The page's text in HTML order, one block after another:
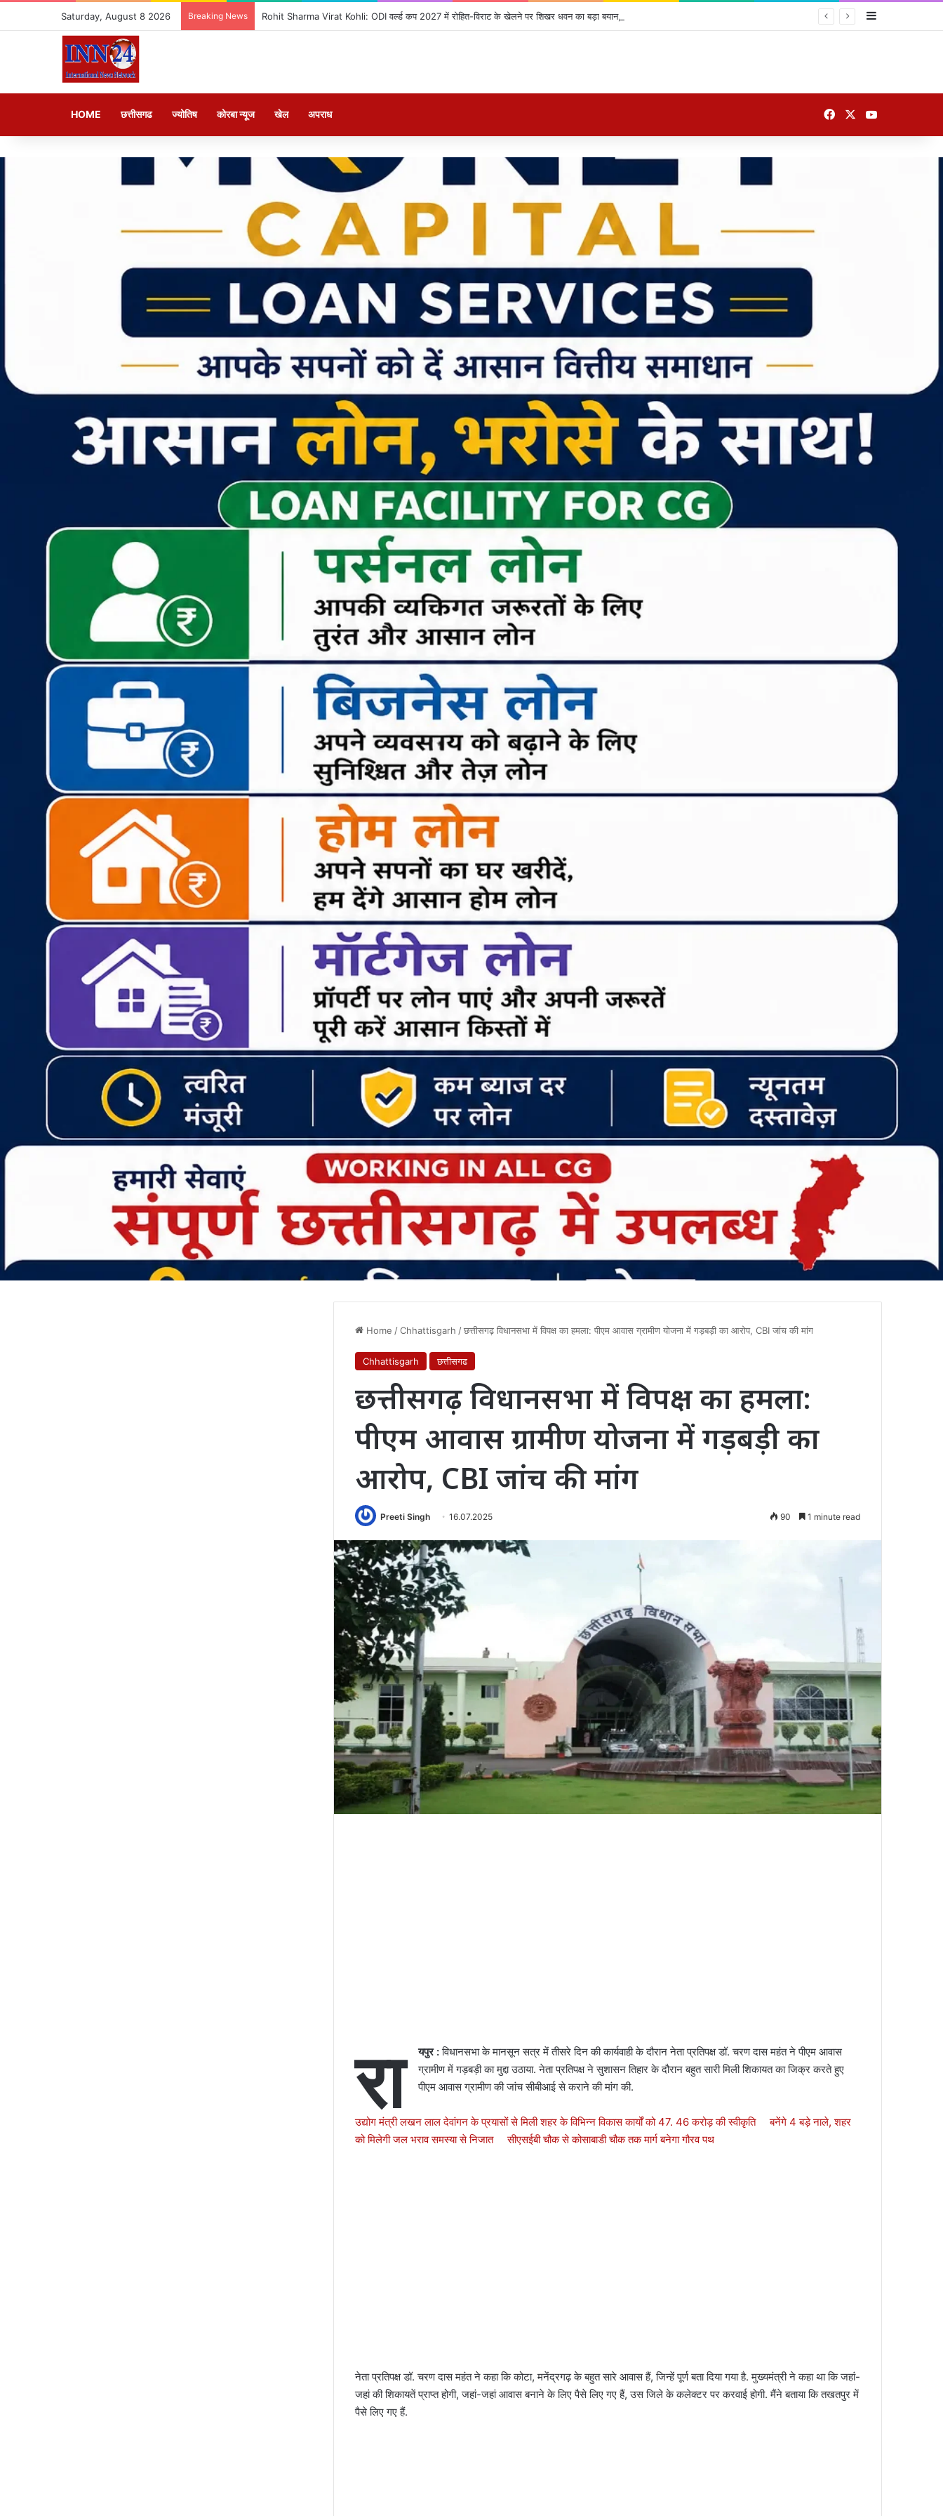
Saturday, August 8 2026 Breaking News Rohit Sharma Virat Kohli: ODI वर्ल्ड कप 2027 में रोहित-विराट के खेलने पर शिखर धवन का बड़ा बयान, बोले- दोनों टीम को जिताने में मदद करेंगे Sidebar
HOME छत्तीसगढ ज्योतिष कोरबा न्यूज खेल अपराध FacebookYouTube
Home /Chhattisgarh /छत्तीसगढ़ विधानसभा में विपक्ष का हमला: पीएम आवास ग्रामीण योजना में गड़बड़ी का आरोप, CBI जांच की मांग
Chhattisgarh छत्तीसगढ
छत्तीसगढ़ विधानसभा में विपक्ष का हमला:
पीएम आवास ग्रामीण योजना में गड़बड़ी का
आरोप, CBI जांच की मांग
Preeti Singh 16.07.2025 90 1 minute read
रा यपुर :विधानसभा के मानसून सत्र में तीसरे दिन की कार्यवाही के दौरान नेता प्रतिपक्ष डॉ. चरण दास महंत ने पीएम आवास
ग्रामीण में गड़बड़ी का मुद्दा उठाया. नेता प्रतिपक्ष ने सुशासन तिहार के दौरान बहुत सारी मिली शिकायत का जिक्र करते हुए
पीएम आवास ग्रामीण की जांच सीबीआई से कराने की मांग की.
उद्योग मंत्री लखन लाल देवांगन के प्रयासों से मिली शहर के विभिन्न विकास कार्यों को 47. 46 करोड़ की स्वीकृति बनेंगे 4 बड़े नाले, शहर
को मिलेगी जल भराव समस्या से निजात सीएसईबी चौक से कोसाबाडी चौक तक मार्ग बनेगा गौरव पथ
नेता प्रतिपक्ष डॉ. चरण दास महंत ने कहा कि कोटा, मनेंद्रगढ़ के बहुत सारे आवास हैं, जिन्हें पूर्ण बता दिया गया है. मुख्यमंत्री ने कहा था कि जहां-
जहां की शिकायतें प्राप्त होगी, जहां-जहां आवास बनाने के लिए पैसे लिए गए हैं, उस जिले के कलेक्टर पर करवाई होगी. मैंने बताया कि तखतपुर में
पैसे लिए गए हैं.